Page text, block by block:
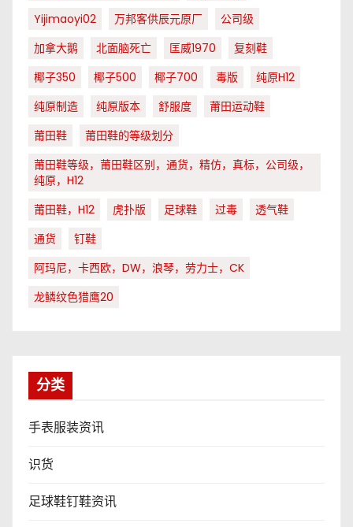
Yijimaoyi02
万邦客供辰元原厂
公司级
加拿大鹅
北面脑死亡 匡威1970
复刻鞋
椰子350
椰子500 椰子700 毒版
纯原H12
纯原制造
纯原版本 舒服度
莆田运动鞋
莆田鞋
莆田鞋的等级划分
莆田鞋等级，莆田鞋区别，通货，精仿，真标，公司级，
纯原，H12
莆田鞋，H12
虎扑版 足球鞋 过毒
透气鞋
通货
钉鞋
阿玛尼，卡西欧，DW，浪琴，劳力士，CK
龙鳞纹色猎鹰20
分类
手表服装资讯
识货
足球鞋钉鞋资讯